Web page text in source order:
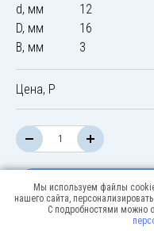
d, мм
12
D, мм
16
B, мм
3
Цена, Р
Мы используем файлы
нашего сайта,
С подробностями можно